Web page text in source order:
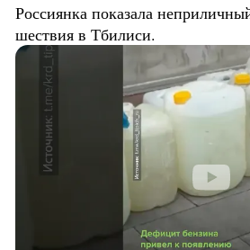
Россиянка показала
шествия в Тбилиси.